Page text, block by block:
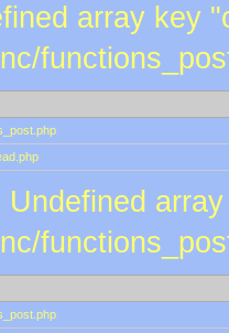
array key
Undefined